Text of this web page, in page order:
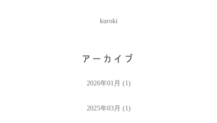
kuroki
2026年01月 (1)
2025年03月 (1)